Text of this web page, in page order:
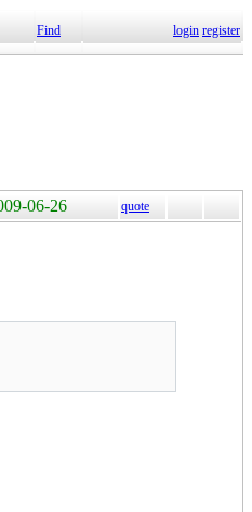
Find login register
06-26 quote